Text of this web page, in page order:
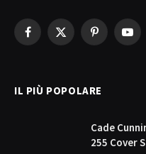
Facebook
X
Pinterest
IL PIÙ POPOLARE
Cade
255 Cover